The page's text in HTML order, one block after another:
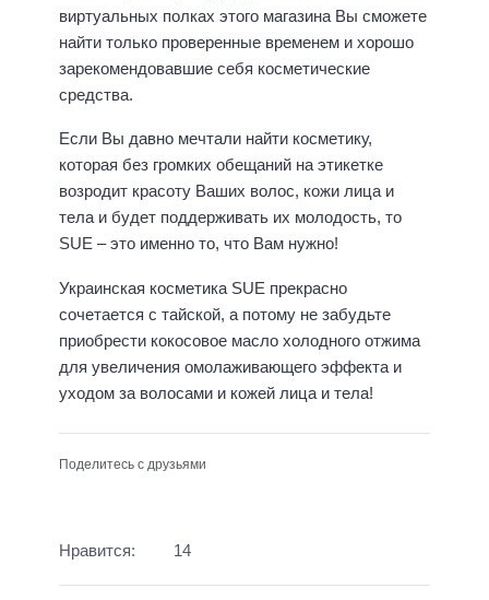
виртуальных полках этого магазина Вы сможете
найти только проверенные временем и хорошо
зарекомендовавшие себя косметические
средства.
Если Вы давно мечтали найти косметику,
которая без громких обещаний на этикетке
возродит красоту Ваших волос, кожи лица и
тела и будет поддерживать их молодость, то
SUE – это именно то, что Вам нужно!
Украинская косметика SUE прекрасно
сочетается с тайской, а потому не забудьте
приобрести кокосовое масло холодного отжима
для увеличения омолаживающего эффекта и
уходом за волосами и кожей лица и тела!
Поделитесь с друзьями
Нравится: 14